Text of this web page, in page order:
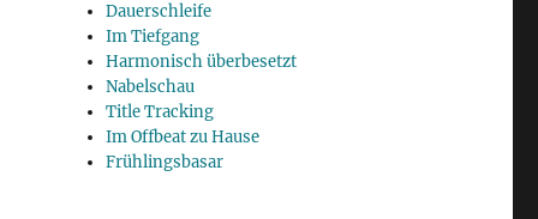
Dauerschleife
Im Tiefgang
Harmonisch überbesetzt
Nabelschau
Title Tracking
Im Offbeat zu Hause
Frühlingsbasar